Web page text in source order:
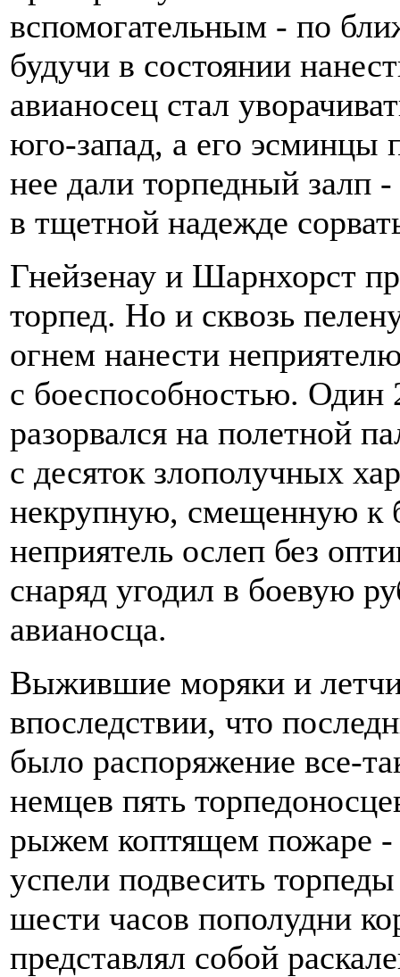
вспомогательным - по
будучи в состоянии
авианосец стал
юго-запад, а его эсминцы
нее дали торпедный залп
в тщетной надежде
Гнейзенау и Шарнхорст
торпед. Но и сквозь
огнем нанести
с боеспособностью.
разорвался на полетной
с десяток злополучных
некрупную, смещенную к
неприятель ослеп без
снаряд угодил в боевую
авианосца.
Выжившие моряки и
впоследствии, что
было распоряжение все-
немцев пять
рыжем коптящем пожаре -
успели подвесить
шести часов пополудни
представлял собой